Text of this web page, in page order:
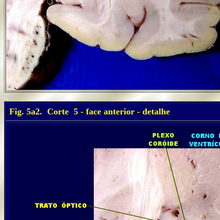
..
Fig. 5a2. Corte 5 - face anterior - detalhe